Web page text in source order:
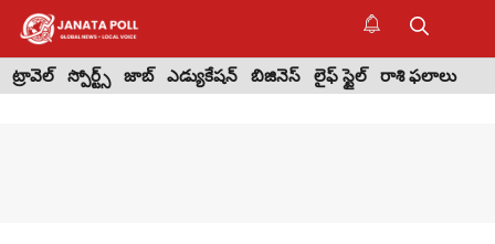
Skip
content
ట్రావెల్ స్పోర్ట్స్ జాబ్ ఎడ్యుకేషన్ బిజినెస్ లైఫ్ స్టైల్ రాశి ఫలాలు